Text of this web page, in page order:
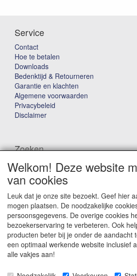
Service
Contact
Hoe te betalen
Downloads
Bedenktijd & Retourneren
Garantie en klachten
Algemene voorwaarden
Privacybeleid
Disclaimer
Zoeken
Waar ben je naar op zoek?
Winkelwagen
Uw winkelwagen is leeg
Welkom! Deze website
van cookies
Leuk dat je onze site bezoekt. Geef hier
mogen plaatsen. De noodzakelijke
persoonsgegevens. De overige cookies
bezoekerservaring te verbeteren. Ook
producten beter bij je onder de aandacht
een optimaal werkende website inclusief
alle vakjes aan!